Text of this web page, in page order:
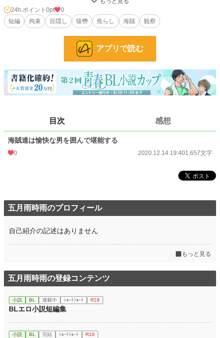
31,396 位 / 31,396 件
お気に入り 8
更新日時 2020.12.14 19:40
初回公開日時 2020.12.14 19:40
7 pt (78,785 位)
月間ポイント 14 pt (108,258 位)
24h.ポイント 0pt
0
短編
拘束 目隠し 猿轡 焦らし 海賊 観察
アプリで読む
目次 感想
海賊達は愉快な男を囲んで堪能する
0 2020.12.14 19:401,657文字
五月雨時雨のプロフィール
自己紹介の記述はありません
もっと見る
五月雨時雨の登録コンテンツ
小説 BL 連載中 ｼｮｰﾄｼｮｰﾄ R18
BLエロ小説短編集
小説 BL 完結 ｼｮｰﾄｼｮｰﾄ R18